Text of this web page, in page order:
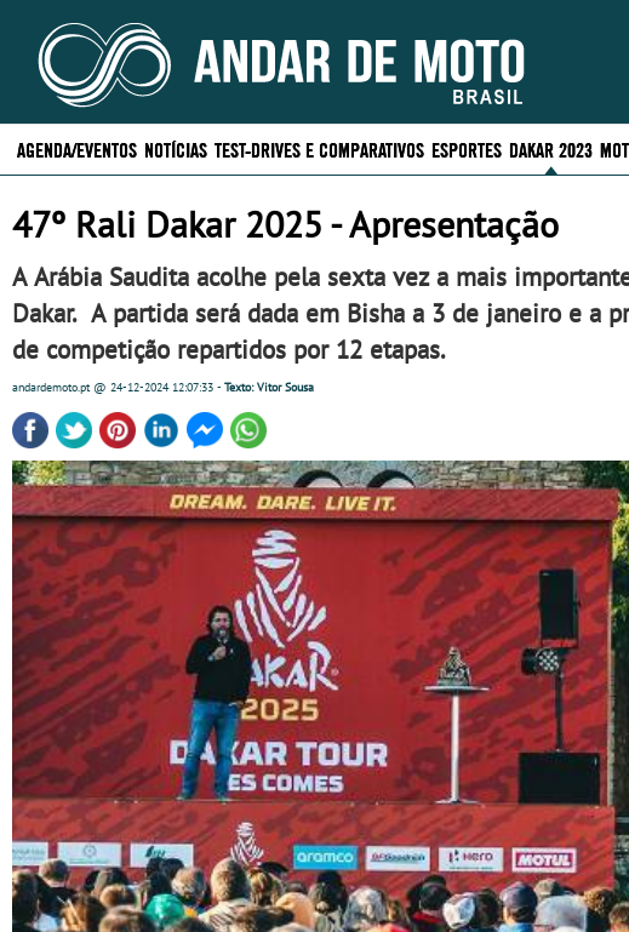
AGENDA/EVENTOS NOTÍCIAS TEST-DRIVES E COMPARATIVOS ESPORTES DAKAR 2023
47º Rali Dakar 2025 - Apresentação
A Arábia Saudita acolhe pela sexta vez a mais
Dakar. A partida será dada em Bisha a 3 de janeiro e a
de competição repartidos por 12 etapas.
andardemoto.pt@ 24-12-202412:07:33 - Texto: Vitor Sousa